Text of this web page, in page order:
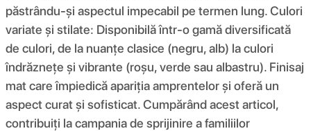
păstrându-și aspectul impecabil pe termen lung. Culori
variate și stilate: Disponibilă într-o gamă diversificată
de culori, de la nuanțe clasice (negru, alb) la culori
îndrăznețe și vibrante (roșu, verde sau albastru). Finisaj
mat care împiedică apariția amprentelor și oferă un
aspect curat și sofisticat. Cumpărând acest articol,
contribuiți la campania de sprijinire a familiilor